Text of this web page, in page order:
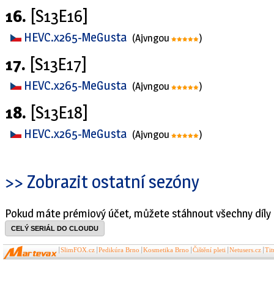
16. [S13E16]
HEVC.x265-MeGusta (Ajvngou )
17. [S13E17]
HEVC.x265-MeGusta (Ajvngou )
18. [S13E18]
HEVC.x265-MeGusta (Ajvngou )
>> Zobrazit ostatní sezóny
Pokud máte prémiový účet, můžete stáhnout všechny díly
CELÝ SERIÁL DO CLOUDU
SlimFOX.cz Pedikúra Brno Kosmetika Brno Čištění pleti Netusers.cz